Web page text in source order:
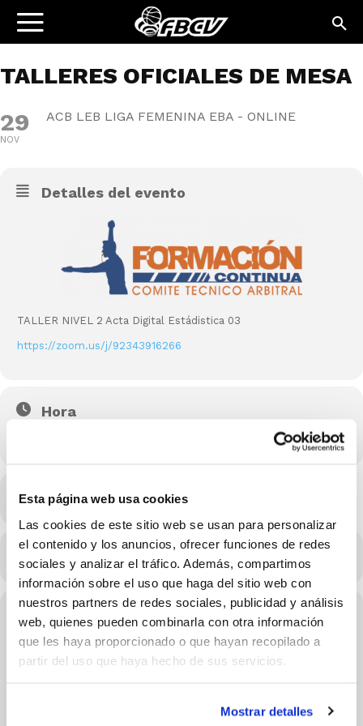
Esta página web usa cookies
Las cookies de este sitio web se usan para personalizar
el contenido y los anuncios, ofrecer funciones de redes
sociales y analizar el tráfico. Además, compartimos
información sobre el uso que haga del sitio web con
nuestros partners de redes sociales, publicidad y análisis
web, quienes pueden combinarla con otra información
que les haya proporcionado o que hayan recopilado a
partir del uso que haya hecho de sus servicios.
Mostrar detalles
TALLERES OFICIALES DE MESA
29
NOV
ACB LEB LIGA FEMENINA EBA - ONLINE
Detalles del evento
TALLER NIVEL 2 Acta Digital Estádistica 03
https://zoom.us/j/92343916266
Hora
MÁS INFO
CALENDARIO CALENDARIO GOOGLE
Conferenciantes de este evento